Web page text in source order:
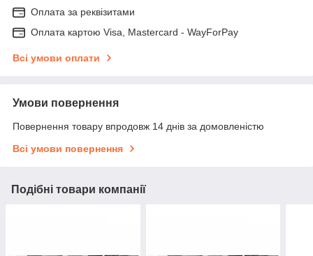
Оплата за реквізитами
Оплата картою Visa, Mastercard - WayForPay
Всі умови оплати
Умови повернення
Повернення товару впродовж 14 днів за домовленістю
Всі умови повернення
Подібні товари компанії